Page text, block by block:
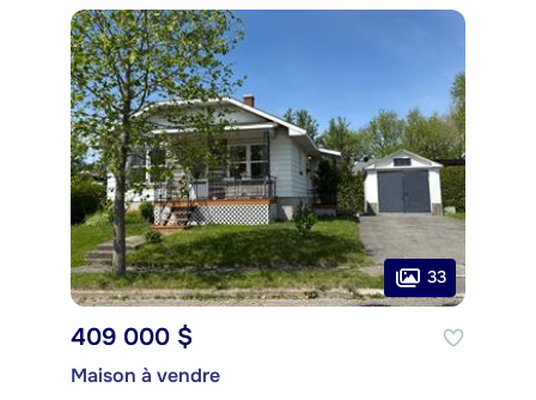
33
409 000 $
Maison à vendre